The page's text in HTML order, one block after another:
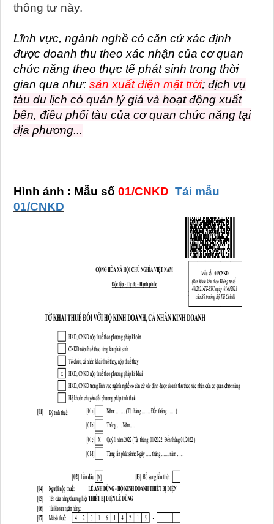
thông tư này.
Lĩnh vực, ngành nghề có căn cứ xác định
được doanh thu theo xác nhận của cơ quan
chức năng theo thực tế phát sinh trong thời
gian qua như: sản xuất điện mặt trời; địch vụ
tàu du lịch có quản lý giá và hoạt động xuất
bến, điều phối tàu của cơ quan chức năng tại
địa phương...
Hình ảnh : Mẫu số 01/CNKD Tải mẫu
01/CNKD